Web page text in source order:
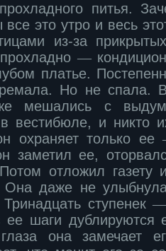
питья.
это утро и весь
из-за
―
платье.
Но не спала.
мешались с
вестибюле, и никто
охраняет только ее
заметил ее,
отложил газету
даже не
ступенек―
шаги дублируются
она замечает